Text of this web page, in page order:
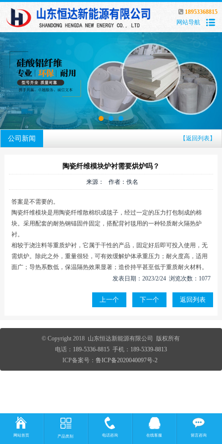
18953368815
网站导航
公司新闻 【返回列表】
陶瓷纤维模块炉衬需要烘炉吗？
来源： 作者：佚名
答案是不需要的。
陶瓷纤维模块是用陶瓷纤维散棉织成毯子，经过一定的压力打包制成的棉
块。采用配套的耐热钢锚固件固定，搭配背衬毯用的一种轻质耐火隔热炉
衬。
相较于浇注料等重质炉衬，它属于干性的产品，固定好后即可投入使用，无
需烘炉。除此之外，重量很轻，可有效缓解炉体承重压力；耐火度高，适用
面广；导热系数低，保温隔热效果显著；造价持平甚至低于重质耐火材料。
发表日期：2023/2/24 浏览次数：1077
上一个 下一个 返回列表
© Copyright 2018 山东恒达新能源有限公司 版权所有
电话： 189-5336-8815手机： 189-5339-8813
ICP备案号：鲁ICP备2020040097号-2
网站首页 产品类别 电话咨询 在线客服 留言咨询